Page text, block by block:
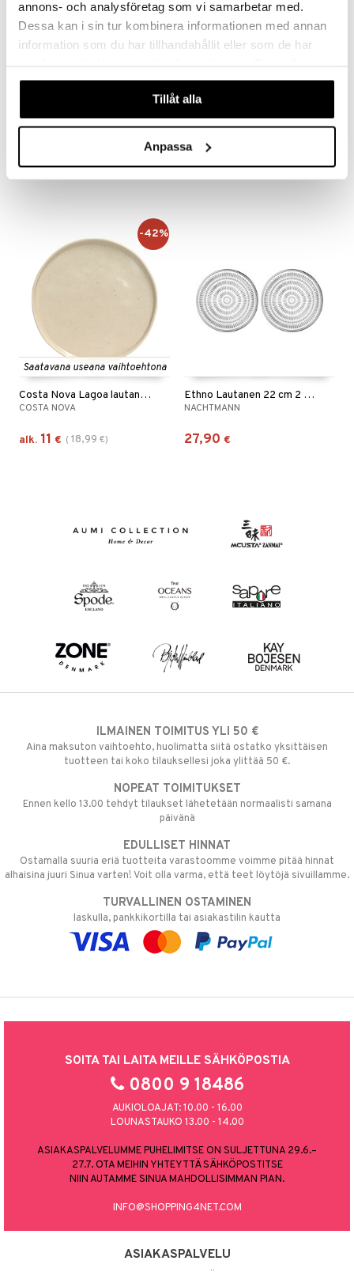
annons- och analysföretag som vi samarbetar med.
Dessa kan i sin tur kombinera informationen med annan
information som du har tillhandahållit eller som de har
våra cookies vid fortsatt användande av vår webbplats.
Tillåt alla
Anpassa
Costa Nova Lagoa lautanen Ruskea Morris & Co Lautanen 20 cm
SPODE
Saatavana useana vaihtoehtona
Costa Nova Lagoa lautanen Creme
COSTA NOVA
alk. 11 € ( 18,99 €)
-42%
Ethno Lautanen 22 cm 2 kpl pakkaus
NACHTMANN
27,90 €
ILMAINEN TOIMITUS YLI 50 €
Aina maksuton vaihtoehto, huolimatta siitä ostatko yksittäisen
tuotteen tai koko tilauksellesi joka ylittää 50 €.
NOPEAT TOIMITUKSET
Ennen kello 13.00 tehdyt tilaukset lähetetään normaalisti samana
päivänä
EDULLISET HINNAT
Ostamalla suuria eriä tuotteita varastoomme voimme pitää hinnat
alhaisina juuri Sinua varten! Voit olla varma, että teet löytöjä sivuillamme.
TURVALLINEN OSTAMINEN
laskulla, pankkikortilla tai asiakastilin kautta
SOITA TAI LAITA MEILLE SÄHKÖPOSTIA
0800 9 18486
AUKIOLOAJAT: 10.00 - 16.00
LOUNASTAUKO 13.00 - 14.00
ASIAKASPALVELUMME PUHELIMITSE ON SULJETTUNA 29.6.–
27.7. OTA MEIHIN YHTEYTTÄ SÄHKÖPOSTITSE
NIIN AUTAMME SINUA MAHDOLLISIMMAN PIAN.
INFO@SHOPPING4NET.COM
ASIAKASPALVELU